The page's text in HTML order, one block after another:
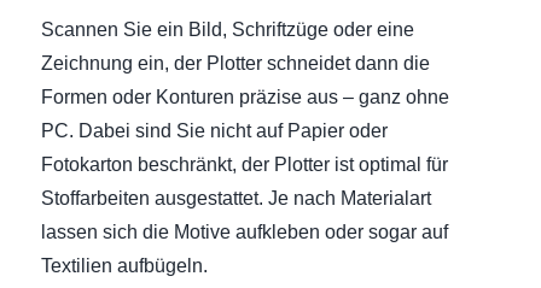
Scannen Sie ein Bild, Schriftzüge oder eine
Zeichnung ein, der Plotter schneidet dann die
Formen oder Konturen präzise aus – ganz ohne
PC. Dabei sind Sie nicht auf Papier oder
Fotokarton beschränkt, der Plotter ist optimal für
Stoffarbeiten ausgestattet. Je nach Materialart
lassen sich die Motive aufkleben oder sogar auf
Textilien aufbügeln.